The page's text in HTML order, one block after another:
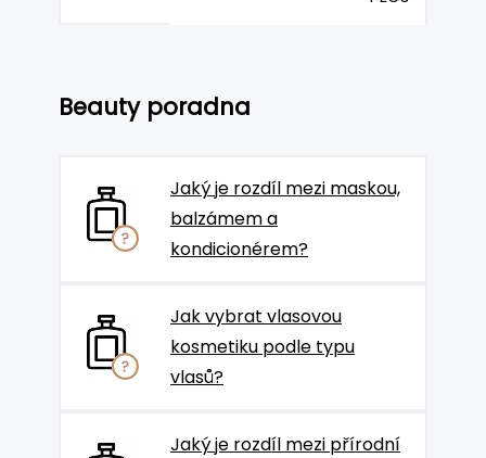
Beauty poradna
Jaký je rozdíl mezi maskou,
balzámem a
kondicionérem?
Jak vybrat vlasovou
kosmetiku podle typu
vlasů?
Jaký je rozdíl mezi přírodní